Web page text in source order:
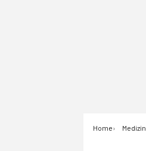
Home Medizin